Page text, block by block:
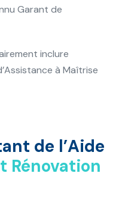
Garant de
inclure
à Maîtrise
de l’Aide
Rénovation